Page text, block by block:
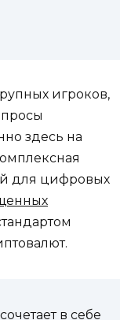
игроков,
здесь на
для цифровых
в себе